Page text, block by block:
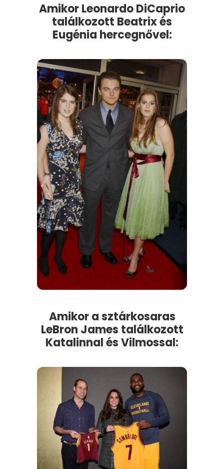
Amikor Leonardo DiCaprio
találkozott Beatrix és
Eugénia hercegnővel:
Amikor a sztárkosaras
LeBron James találkozott
Katalinnal és Vilmossal: